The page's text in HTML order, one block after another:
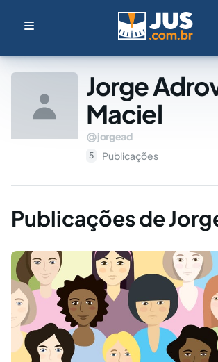
Jorge
Maciel
jorgead
5 Publicações
Publicações de